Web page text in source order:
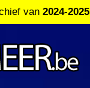
van 2024-2025